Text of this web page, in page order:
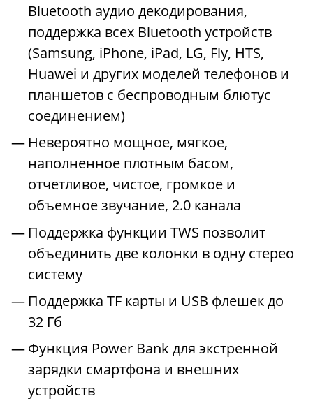
Bluetooth аудио декодирования,
поддержка всех Bluetooth устройств
(Samsung, iPhone, iPad, LG, Fly, HTS,
Huawei и других моделей телефонов и
планшетов с беспроводным блютус
соединением)
Невероятно мощное, мягкое,
наполненное плотным басом,
отчетливое, чистое, громкое и
объемное звучание, 2.0 канала
Поддержка функции TWS позволит
объединить две колонки в одну стерео
систему
Поддержка TF карты и USB флешек до
32 Гб
Функция Power Bank для экстренной
зарядки смартфона и внешних
устройств